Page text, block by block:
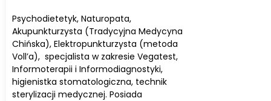
Psychodietetyk, Naturopata,
Akupunkturzysta (Tradycyjna Medycyna
Chińska), Elektropunkturzysta (metoda
Voll’a), specjalista w zakresie Vegatest,
Informoterapii i Informodiagnostyki,
higienistka stomatologiczna, technik
sterylizacji medycznej. Posiada